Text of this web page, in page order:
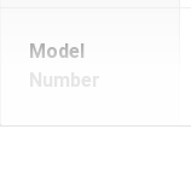
Model
Number